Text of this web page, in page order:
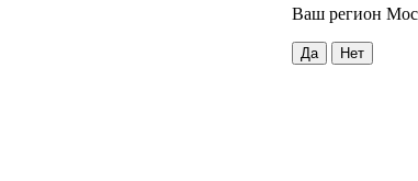
Ваш регион